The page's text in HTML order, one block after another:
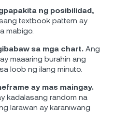
ng posibilidad,
textbook pattern ay
mabigo.
sa mga chart. Ang
maaaring burahin ang
loob ng ilang minuto.
ay mas maingay.
kadalasang random na
larawan ay karaniwang